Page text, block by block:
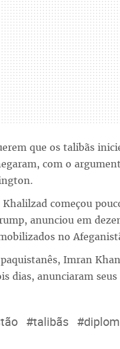
que os talibãs
com o
começou
anunciou em
no
Imran
dias, anunciaram
#talibãs